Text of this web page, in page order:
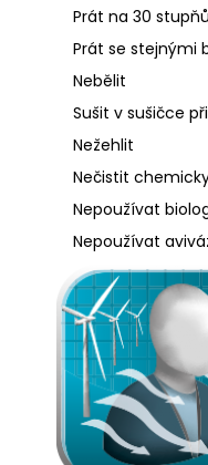
Prát na 30 stupňů
Prát se stejnými
Nebělit
Sušit v sušičce
Nežehlit
Nečistit
Nepoužívat
Nepoužívat